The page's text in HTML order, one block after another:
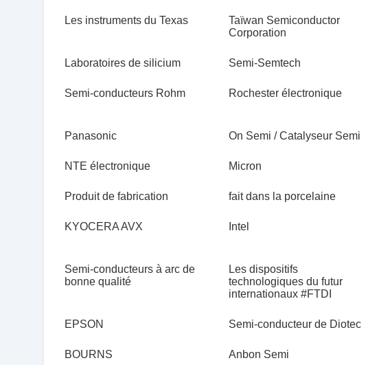
Les instruments du Texas
Taïwan Semiconductor
Corporation
Laboratoires de silicium Semi-Semtech
Semi-conducteurs Rohm Rochester électronique
Panasonic On Semi / Catalyseur Semi
NTE électronique Micron
Produit de fabrication fait dans la porcelaine
KYOCERA AVX Intel
Semi-conducteurs à arc de
bonne qualité
Les dispositifs
technologiques du futur
internationaux #FTDI
EPSON Semi-conducteur de Diotec
BOURNS Anbon Semi